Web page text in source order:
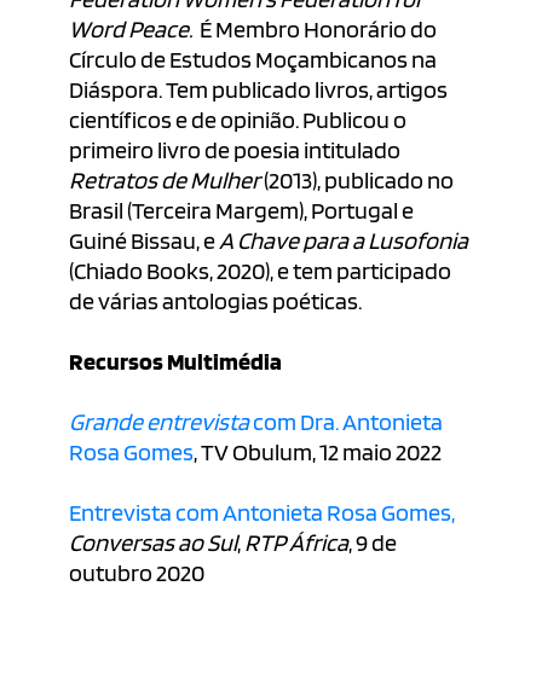
Word Peace.É Membro Honorário do
Círculo de Estudos Moçambicanos na
Diáspora. Tem publicado livros, artigos
científicos e de opinião. Publicou o
primeiro livro de poesia intitulado
Retratos de Mulher(2013), publicado no
Brasil (Terceira Margem), Portugal e
Guiné Bissau, eA Chave para a Lusofonia
(Chiado Books, 2020), e tem participado
de várias antologias poéticas.
Recursos Multimédia
Grande entrevistacom Dra. Antonieta
Rosa Gomes, TV Obulum, 12 maio 2022
Entrevista com Antonieta Rosa Gomes,
Conversas ao Sul,RTP África, 9 de
outubro 2020